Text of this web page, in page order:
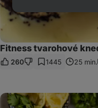
Fitness tvarohové
260 1445 25 min.
Vegan
mac